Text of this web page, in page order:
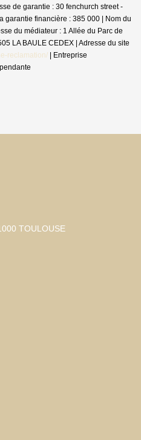
de garantie : 30 fenchurch street -
garantie financière : 385 000 | Nom du
du médiateur : 1 Allée du Parc de
LA BAULE CEDEX | Adresse du site
reclamation/
Entreprise
TOULOUSE